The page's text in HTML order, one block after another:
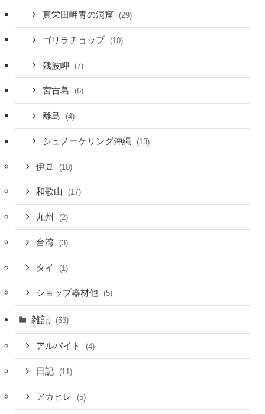
真栄田岬青の洞窟 (29)
ゴリラチョップ (10)
残波岬 (7)
宮古島 (6)
離島 (4)
シュノーケリング沖縄 (13)
伊豆 (10)
和歌山 (17)
九州 (2)
台湾 (3)
タイ (1)
ショップ器材他 (5)
雑記 (53)
アルバイト (4)
日記 (11)
アカヒレ (5)